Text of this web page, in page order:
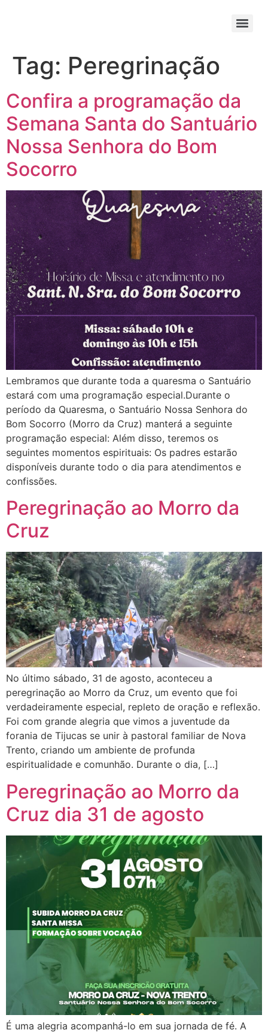
Tag: Peregrinação
Confira a programação da
Semana Santa do Santuário
Nossa Senhora do Bom
Socorro
Lembramos que durante toda a quaresma o Santuário
estará com uma programação especial.Durante o
período da Quaresma, o Santuário Nossa Senhora do
Bom Socorro (Morro da Cruz) manterá a seguinte
programação especial: Além disso, teremos os
seguintes momentos espirituais: Os padres estarão
disponíveis durante todo o dia para atendimentos e
confissões.
Peregrinação ao Morro da
Cruz
No último sábado, 31 de agosto, aconteceu a
peregrinação ao Morro da Cruz, um evento que foi
verdadeiramente especial, repleto de oração e reflexão.
Foi com grande alegria que vimos a juventude da
forania de Tijucas se unir à pastoral familiar de Nova
Trento, criando um ambiente de profunda
espiritualidade e comunhão. Durante o dia, […]
Peregrinação ao Morro da
Cruz dia 31 de agosto
É uma alegria acompanhá-lo em sua jornada de fé. A